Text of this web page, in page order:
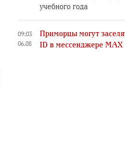
учебного года
09:03
06.08
Приморцы могут
ID в мессенджере MAX